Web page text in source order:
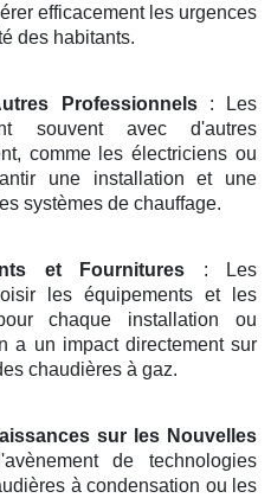
efficacement les urgences
des habitants.
Professionnels: Les
souvent avec d'autres
comme les électriciens ou
une installation et une
systèmes de chauffage.
et Fournitures : Les
les équipements et les
chaque installation ou
a un impact directement sur
chaudières à gaz.
sur les Nouvelles
de technologies
à condensation ou les